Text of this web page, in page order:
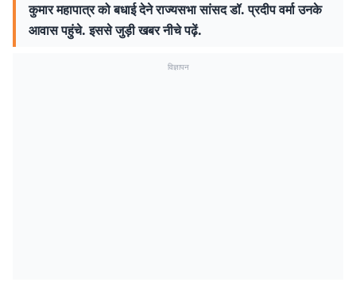
कुमार महापात्र को बधाई देने राज्यसभा सांसद डॉ. प्रदीप वर्मा उनके
आवास पहुंचे. इससे जुड़ी खबर नीचे पढ़ें.
विज्ञापन